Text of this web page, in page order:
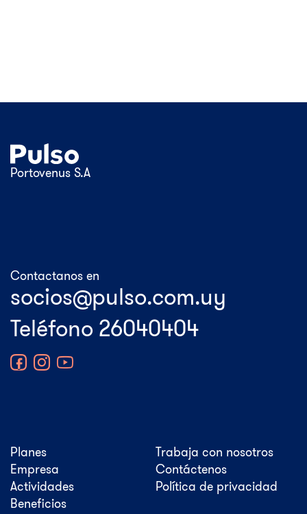
Portovenus S.A
Planes
Empresa
Actividades
Beneficios
Trabaja con nosotros
Contáctenos
Política de privacidad
Contactanos en
Teléfono 26040404